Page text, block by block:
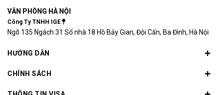
VĂN PHÒNG HÀ NỘI
Công Ty TNHH IGE
Ngõ 135 Ngách 31 Số nhà 18 Hồ Bảy Gian, Đội Cấn, Ba Đình, Hà Nội
HƯỚNG DẪN
CHÍNH SÁCH